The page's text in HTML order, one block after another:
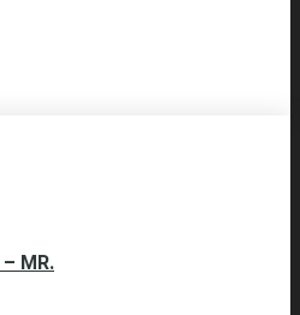
– MR.